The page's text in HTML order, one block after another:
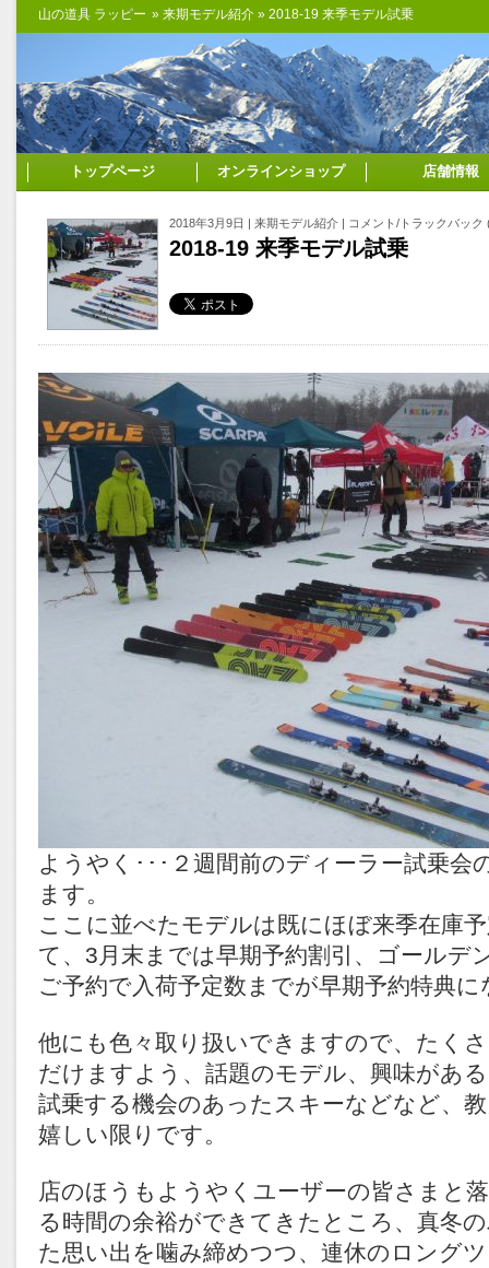
山の道具 ラッピー » 来期モデル紹介 » 2018-19 来季モデル試乗
トップページ オンラインショップ 店舗情報
2018年3月9日 | 来期モデル紹介 | コメント/トラックバック
2018-19 来季モデル試乗
ようやく･･･２週間前のディーラー試乗会
ます。
ここに並べたモデルは既にほぼ来季在庫
て、3月末までは早期予約割引、ゴールデ
ご予約で入荷予定数までが早期予約特典
他にも色々取り扱いできますので、たく
だけますよう、話題のモデル、興味があ
試乗する機会のあったスキーなどなど、
嬉しい限りです。
店のほうもようやくユーザーの皆さまと
る時間の余裕ができてきたところ、真冬
た思い出を噛み締めつつ、連休のロング